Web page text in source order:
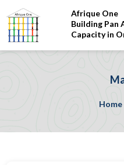
Afrique One
Building Pan
Capacity in
Home